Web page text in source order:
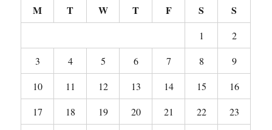
M T W T F S S
1
2
3
4 5 6 7 8
9
10
11 12 13 14 15
16
17
18 19 20 21 22
23